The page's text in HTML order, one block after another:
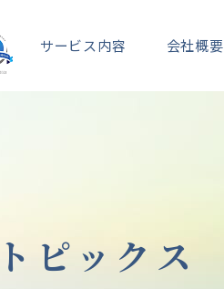
サービス内容 会社概要
トピックス